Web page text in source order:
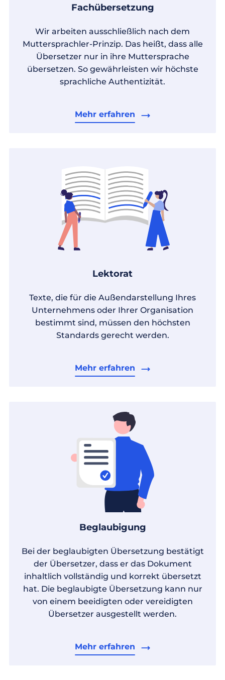
Fachübersetzung
Wir arbeiten ausschließlich nach dem
Muttersprachler-Prinzip. Das heißt, dass alle
Übersetzer nur in ihre Muttersprache
übersetzen. So gewährleisten wir höchste
sprachliche Authentizität.
Mehr erfahren
Lektorat
Texte, die für die Außendarstellung Ihres
Unternehmens oder Ihrer Organisation
bestimmt sind, müssen den höchsten
Standards gerecht werden.
Mehr erfahren
Beglaubigung
Bei der beglaubigten Übersetzung bestätigt
der Übersetzer, dass er das Dokument
inhaltlich vollständig und korrekt übersetzt
hat. Die beglaubigte Übersetzung kann nur
von einem beeidigten oder vereidigten
Übersetzer ausgestellt werden.
Mehr erfahren